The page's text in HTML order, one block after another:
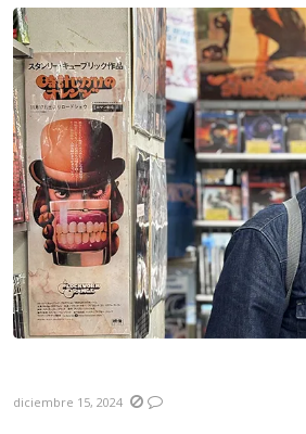
diciembre 15, 2024